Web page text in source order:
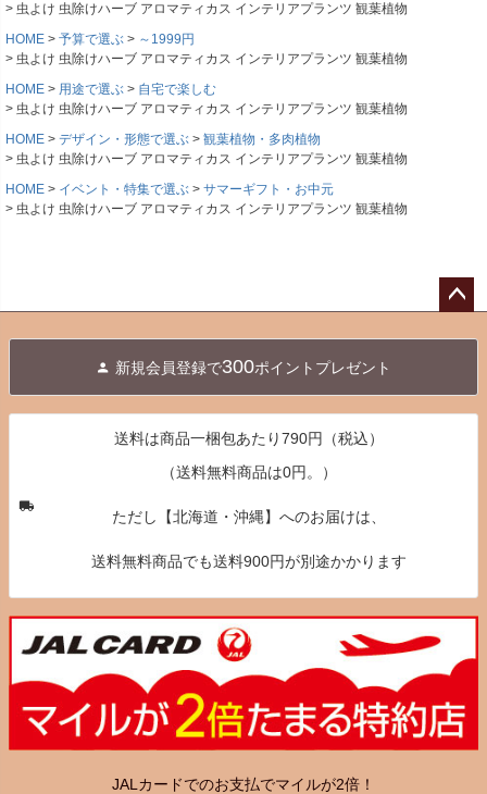
虫よけ 虫除けハーブ アロマティカス インテリアプランツ 観葉植物
HOME
予算で選ぶ
～1999円
虫よけ 虫除けハーブ アロマティカス インテリアプランツ 観葉植物
HOME
用途で選ぶ
自宅で楽しむ
虫よけ 虫除けハーブ アロマティカス インテリアプランツ 観葉植物
HOME
デザイン・形態で選ぶ
観葉植物・多肉植物
虫よけ 虫除けハーブ アロマティカス インテリアプランツ 観葉植物
HOME
イベント・特集で選ぶ
サマーギフト・お中元
虫よけ 虫除けハーブ アロマティカス インテリアプランツ 観葉植物
へ
新規会員登録で300ポイントプレゼント
送料は商品一梱包あたり790円（税込）
（送料無料商品は0円。）
ただし【北海道・沖縄】へのお届けは、
送料無料商品でも送料900円が別途かかります
JALカードでのお支払でマイルが2倍！